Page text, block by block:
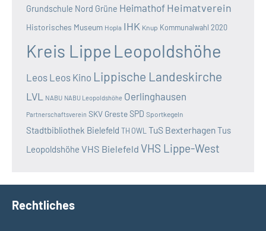
Grundschule Nord Grüne Heimathof Heimatverein
Historisches Museum Hopla IHK Knup Kommunalwahl 2020
Kreis Lippe Leopoldshöhe
Leos Leos Kino Lippische Landeskirche
LVL NABU NABU Leopoldshöhe Oerlinghausen
Partnerschaftsverein SKV GresteSPD Sportkegeln
Stadtbibliothek Bielefeld TH OWL TuS BexterhagenTus
Leopoldshöhe VHS Bielefeld VHS Lippe-West
Rechtliches